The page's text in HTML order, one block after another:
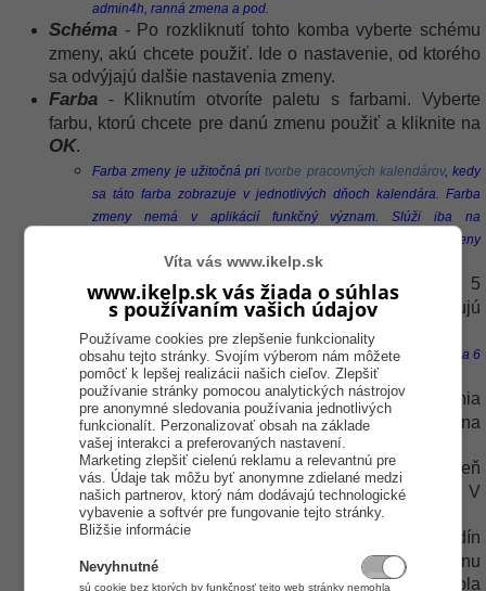
admin4h, ranná zmena a pod.
Schéma - Po rozkliknutí tohto komba vyberte schému
zmeny, akú chcete použiť. Ide o nastavenie, od ktorého
sa odvýjajú dalšie nastavenia zmeny.
Farba - Kliknutím otvoríte paletu s farbami. Vyberte
farbu, ktorú chcete pre danú zmenu použiť a kliknite na
OK.
Farba zmeny je užitočná pritvorbe pracovných kalendárov, kedy
sa táto farba zobrazuje v jednotlivých dňoch kalendára. Farba
zmeny nemá v aplikácií funkčný význam. Slúži iba na
sprehľadnenie, aby bolo na prvý pohľad jasné, o aký typ zmeny
- Je akákoľvek skratka obsahujúca maximálne 5
znakov. Odporúčame používať skratky, ktoré vystihujú
daný typ zmeny.
Napríklad ranná zmena 8 hodinová - R8, Pružná pracovná doba 6
hodinová - Pru6h a pod.
Skr. pre human- Je dôležitá v prípade prepojenia
aplikácie so mzdovým systémom, kedy sa na
synchronizáciu dát využíva práve táto skratka.
Norma- Je počet hodín, ktoré by sa mali v daný deň
odpracovať. Z normy sa určuje denný/mesačný plán. V
prípade víkendov je norma 0.
Min. dĺžka pre spočítanie
- Je minimálny počet hodín
potrebný k tomu, aby aplikácia vyhodnotila zmenu
zamestnanca ako odpracovanú. V prípade, ak nebola
Víta vás www.ikelp.sk
www.ikelp.sk vás žiada o súhlas
s používaním vašich údajov
Používame cookies pre zlepšenie funkcionality
obsahu tejto stránky. Svojím výberom nám môžete
pomôcť k lepšej realizácii našich cieľov. Zlepšiť
používanie stránky pomocou analytických nástrojov
pre anonymné sledovania používania jednotlivých
funkcionalít. Perzonalizovať obsah na základe
vašej interakci a preferovaných nastavení.
Marketing zlepšiť cielenú reklamu a relevantnú pre
vás. Údaje tak môžu byť anonymne zdielané medzi
našich partnerov, ktorý nám dodávajú technologické
vybavenie a softvér pre fungovanie tejto stránky.
Bližšie informácie
Nevyhnutné
sú cookie bez ktorých by funkčnosť tejto web stránky nemohla